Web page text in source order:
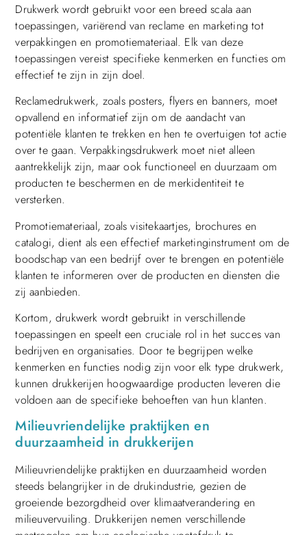
Drukwerk wordt gebruikt voor een breed scala aan
toepassingen, variërend van reclame en marketing tot
verpakkingen en promotiemateriaal. Elk van deze
toepassingen vereist specifieke kenmerken en functies om
effectief te zijn in zijn doel.
Reclamedrukwerk, zoals posters, flyers en banners, moet
opvallend en informatief zijn om de aandacht van
potentiële klanten te trekken en hen te overtuigen tot actie
over te gaan. Verpakkingsdrukwerk moet niet alleen
aantrekkelijk zijn, maar ook functioneel en duurzaam om
producten te beschermen en de merkidentiteit te
versterken.
Promotiemateriaal, zoals visitekaartjes, brochures en
catalogi, dient als een effectief marketinginstrument om de
boodschap van een bedrijf over te brengen en potentiële
klanten te informeren over de producten en diensten die
zij aanbieden.
Kortom, drukwerk wordt gebruikt in verschillende
toepassingen en speelt een cruciale rol in het succes van
bedrijven en organisaties. Door te begrijpen welke
kenmerken en functies nodig zijn voor elk type drukwerk,
kunnen drukkerijen hoogwaardige producten leveren die
voldoen aan de specifieke behoeften van hun klanten.
Milieuvriendelijke praktijken en
duurzaamheid in drukkerijen
Milieuvriendelijke praktijken en duurzaamheid worden
steeds belangrijker in de drukindustrie, gezien de
groeiende bezorgdheid over klimaatverandering en
milieuvervuiling. Drukkerijen nemen verschillende